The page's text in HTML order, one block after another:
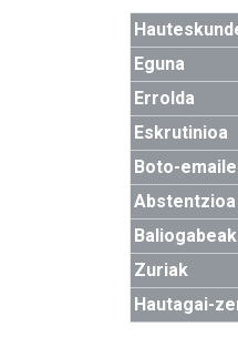
Eguna
Errolda
Eskrutinioa
Boto-
Abstentzioa
Baliogabeak
Zuriak
Hautagai-